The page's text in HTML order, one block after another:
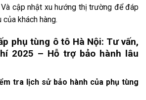
cập nhật xu hướng thị trường để đáp
khách hàng.
phụ tùng ô tô Hà Nội: Tư vấn,
2025 – Hỗ trợ bảo hành lâu
tra lịch sử bảo hành của phụ tùng